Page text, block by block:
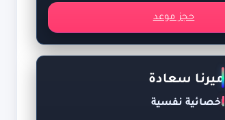
حجز موعد
ميرنا سعادة
اخصائية نفسية